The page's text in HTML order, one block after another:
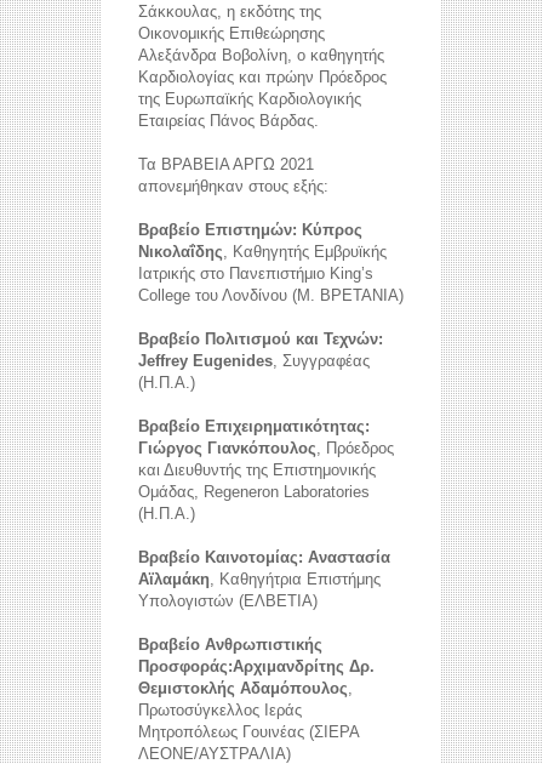
Σάκκουλας, η εκδότης της
Οικονομικής Επιθεώρησης
Αλεξάνδρα Βοβολίνη, ο καθηγητής
Καρδιολογίας και πρώην Πρόεδρος
της Ευρωπαϊκής Καρδιολογικής
Εταιρείας Πάνος Βάρδας.
Τα ΒΡΑΒΕΙΑ ΑΡΓΩ 2021
απονεμήθηκαν στους εξής:
Βραβείο Επιστημών: Κύπρος
Νικολαΐδης , Καθηγητής Εμβρυϊκής
Ιατρικής στο Πανεπιστήμιο King’s
College του Λονδίνου (Μ. ΒΡΕΤΑΝΙΑ)
Βραβείο Πολιτισμού και Τεχνών:
Jeffrey Eugenides , Συγγραφέας
(Η.Π.Α.)
Βραβείο Επιχειρηματικότητας:
Γιώργος Γιανκόπουλος , Πρόεδρος
και Διευθυντής της Επιστημονικής
Ομάδας, Regeneron Laboratories
(Η.Π.Α.)
Βραβείο Καινοτομίας: Αναστασία
Αϊλαμάκη , Καθηγήτρια Επιστήμης
Υπολογιστών (ΕΛΒΕΤΙΑ)
Βραβείο Ανθρωπιστικής
Προσφοράς:Αρχιμανδρίτης Δρ.
Θεμιστοκλής Αδαμόπουλος
Πρωτοσύγκελλος Ιεράς
Μητροπόλεως Γουινέας (ΣΙΕΡΑ
ΛΕΟΝΕ/ΑΥΣΤΡΑΛΙΑ)